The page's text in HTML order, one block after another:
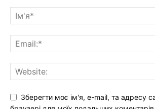
Зберегти моє ім'я, e-mail, та адресу